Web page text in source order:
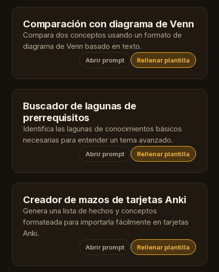
Comparación con diagrama de Venn
Compara dos conceptos usando un formato de
diagrama de Venn basado en texto.
Abrir prompt Rellenar plantilla
Buscador de lagunas de
prerrequisitos
Identifica las lagunas de conocimientos básicos
necesarias para entender un tema avanzado.
Abrir prompt Rellenar plantilla
Creador de mazos de tarjetas Anki
Genera una lista de hechos y conceptos
formateada para importarla fácilmente en tarjetas
Anki.
Abrir prompt Rellenar plantilla